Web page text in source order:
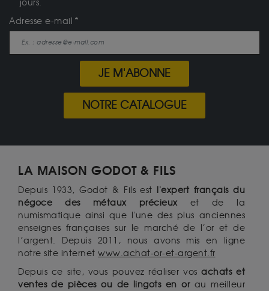
jours.
Adresse e-mail
JE M'ABONNE
NOTRE CATALOGUE
LA MAISON GODOT & FILS
Depuis 1933, Godot & Fils est
l'expert français du
négoce des métaux précieux et de la
numismatique ainsi que l'une des plus anciennes
enseignes françaises sur le marché de l’or et de
l’argent. Depuis 2011, nous avons mis en ligne
notre site internet www.achat-or-et-argent.fr
Depuis ce site, vous pouvez réaliser vosachats et
ventes de pièces ou de lingots en orau meilleur